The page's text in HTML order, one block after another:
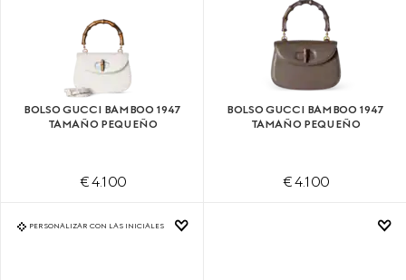
BOLSO GUCCI BAMBOO 1947
TAMAÑO PEQUEÑO
€ 4.100
BOLSO GUCCI BAMBOO 1947
TAMAÑO PEQUEÑO
€ 4.100
PERSONALIZAR CON LAS INICIALES